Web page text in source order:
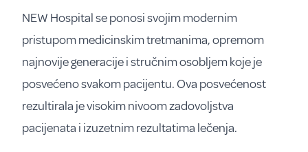
NEW Hospital se ponosi svojim modernim
pristupom medicinskim tretmanima, opremom
najnovije generacije i stručnim osobljem koje je
posvećeno svakom pacijentu. Ova posvećenost
rezultirala je visokim nivoom zadovoljstva
pacijenata i izuzetnim rezultatima lečenja.